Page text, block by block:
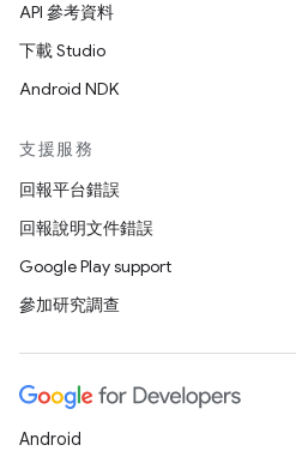
API 參考資料
下載 Studio
Android NDK
支援服務
回報平台錯誤
回報說明文件錯誤
Google Play support
參加研究調查
Android